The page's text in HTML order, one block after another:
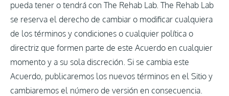
pueda tener o tendrá con The Rehab Lab. The Rehab Lab
se reserva el derecho de cambiar o modificar cualquiera
de los términos y condiciones o cualquier política o
directriz que formen parte de este Acuerdo en cualquier
momento y a su sola discreción. Si se cambia este
Acuerdo, publicaremos los nuevos términos en el Sitio y
cambiaremos el número de versión en consecuencia.